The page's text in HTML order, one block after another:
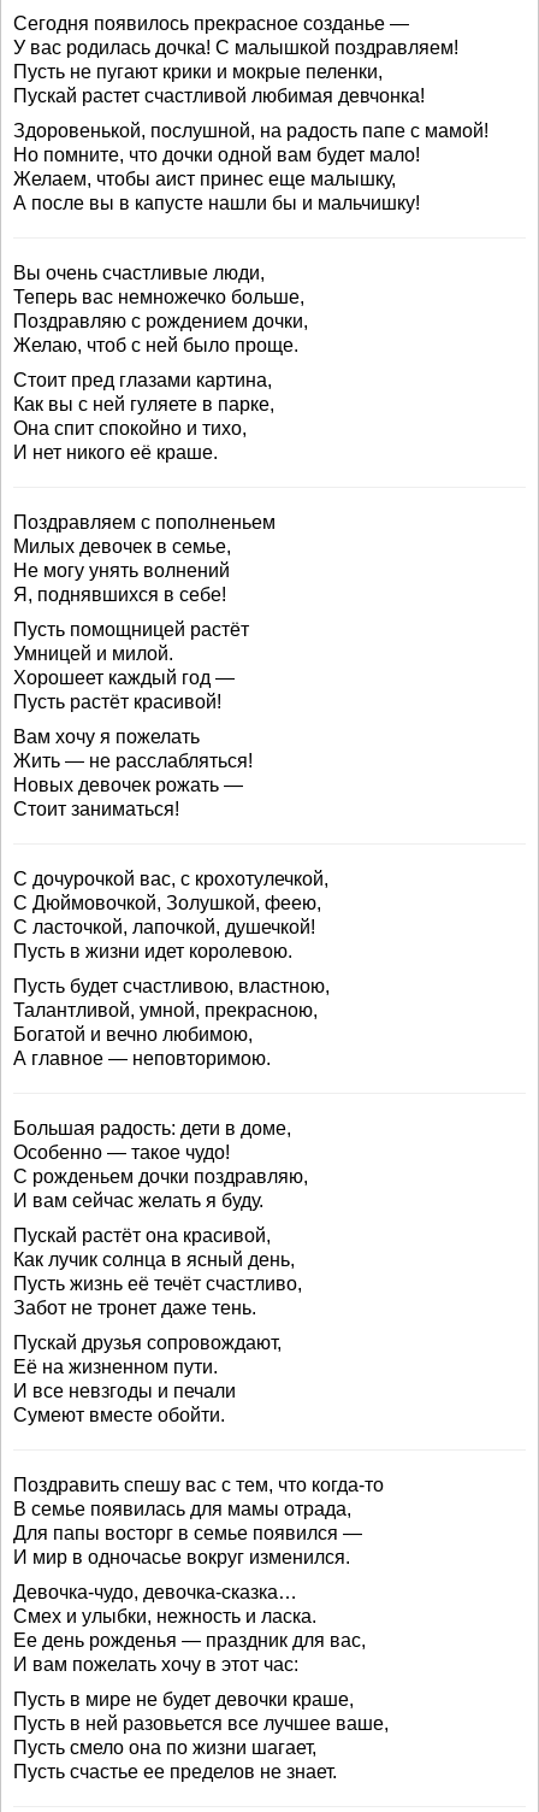
Сегодня появилось прекрасное созданье —
У вас родилась дочка! С малышкой поздравляем!
Пусть не пугают крики и мокрые пеленки,
Пускай растет счастливой любимая девчонка!
Здоровенькой, послушной, на радость папе с мамой!
Но помните, что дочки одной вам будет мало!
Желаем, чтобы аист принес еще малышку,
А после вы в капусте нашли бы и мальчишку!
Вы очень счастливые люди,
Теперь вас немножечко больше,
Поздравляю с рождением дочки,
Желаю, чтоб с ней было проще.
Стоит пред глазами картина,
Как вы с ней гуляете в парке,
Она спит спокойно и тихо,
И нет никого её краше.
Поздравляем с пополненьем
Милых девочек в семье,
Не могу унять волнений
Я, поднявшихся в себе!
Пусть помощницей растёт
Умницей и милой.
Хорошеет каждый год —
Пусть растёт красивой!
Вам хочу я пожелать
Жить — не расслабляться!
Новых девочек рожать —
Стоит заниматься!
С дочурочкой вас, с крохотулечкой,
С Дюймовочкой, Золушкой, феею,
С ласточкой, лапочкой, душечкой!
Пусть в жизни идет королевою.
Пусть будет счастливою, властною,
Талантливой, умной, прекрасною,
Богатой и вечно любимою,
А главное — неповторимою.
Большая радость: дети в доме,
Особенно — такое чудо!
С рожденьем дочки поздравляю,
И вам сейчас желать я буду.
Пускай растёт она красивой,
Как лучик солнца в ясный день,
Пусть жизнь её течёт счастливо,
Забот не тронет даже тень.
Пускай друзья сопровождают,
Её на жизненном пути.
И все невзгоды и печали
Сумеют вместе обойти.
Поздравить спешу вас с тем, что когда-то
В семье появилась для мамы отрада,
Для папы восторг в семье появился —
И мир в одночасье вокруг изменился.
Девочка-чудо, девочка-сказка…
Смех и улыбки, нежность и ласка.
Ее день рожденья — праздник для вас,
И вам пожелать хочу в этот час:
Пусть в мире не будет девочки краше,
Пусть в ней разовьется все лучшее ваше,
Пусть смело она по жизни шагает,
Пусть счастье ее пределов не знает.